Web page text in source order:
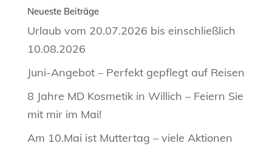
Neueste Beiträge
Urlaub vom 20.07.2026 bis einschließlich
10.08.2026
Juni-Angebot – Perfekt gepflegt auf Reisen
8 Jahre MD Kosmetik in Willich – Feiern Sie
mit mir im Mai!
Am 10.Mai ist Muttertag – viele Aktionen